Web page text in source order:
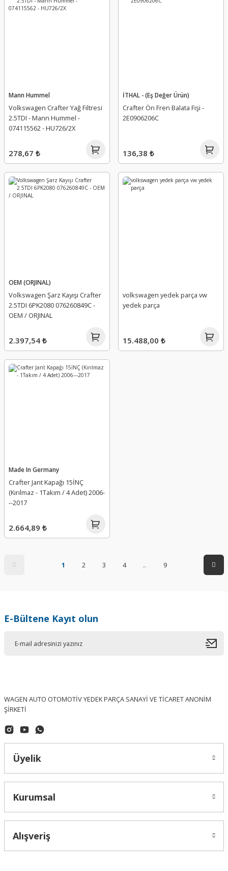
Mann Hummel
Volkswagen Crafter Yağ Filtresi
2.5TDI - Mann Hummel -
074115562 - HU726/2X
278,67 ₺
İTHAL - (Eş Değer Ürün)
Crafter Ön Fren Balata Fişi -
2E0906206C
136,38 ₺
OEM (ORJINAL)
Volkswagen Şarz Kayışı Crafter
2.5TDI 6PK2080 076260849C -
OEM / ORJINAL
2.397,54 ₺
volkswagen yedek parça vw
yedek parça
15.488,00 ₺
Made In Germany
Crafter Jant Kapağı 15İNÇ
(Kırılmaz - 1Takım / 4 Adet) 2006-
--2017
2.664,89 ₺
1 2 3 4 .. 9
E-Bültene Kayıt olun
WAGEN AUTO OTOMOTİV YEDEK PARÇA SANAYİ VE TİCARET ANONİM
ŞİRKETİ
Üyelik
Kurumsal
Alışveriş